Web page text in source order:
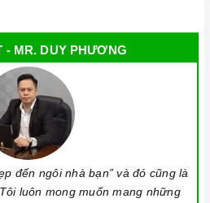
- MR. DUY PHƯƠNG
đến ngôi nhà bạn” và đó cũng là
luôn mong muốn mang những